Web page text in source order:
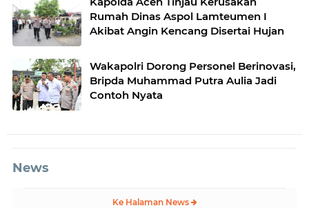
Rumah Dinas Aspol Lamteumen I
Akibat Angin Kencang Disertai Hujan
Wakapolri Dorong Personel Berinovasi,
Bripda Muhammad Putra Aulia Jadi
Contoh Nyata
News
Ke Halaman News